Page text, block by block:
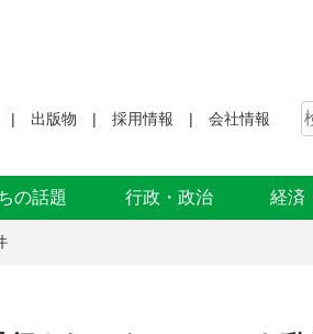
出版物 採用情報 会社情報
の話題 行政・政治 経済